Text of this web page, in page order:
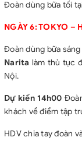
Đoàn dùng bữa tối
NGÀY 6: TOKYO –
Đoàn dùng bữa
Narita làm thủ tục
Nội.
Dự kiến 14h00
khách về điểm tập
HDV chia tay đoàn